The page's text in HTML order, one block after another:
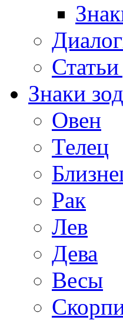
Знаки
Овен
Телец
Рак
Лев
Дева
Весы